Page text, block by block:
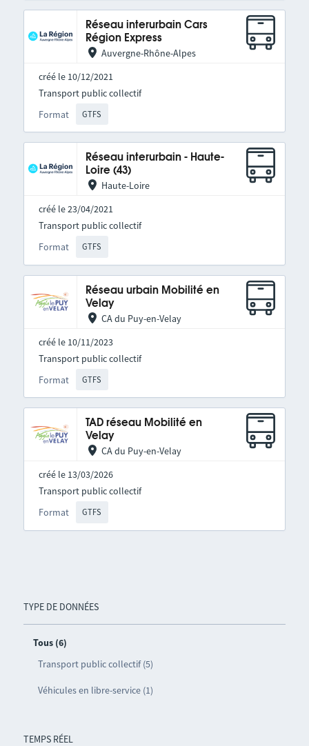
TYPE DE DONNÉES
Tous (6)
Transport public collectif (5)
Véhicules en libre-service (1)
TEMPS RÉEL
Réseau interurbain Cars
Région Express
Auvergne-Rhône-Alpes
créé le 10/12/2021
Format GTFS
Transport public collectif
Réseau interurbain - Haute-
Loire (43)
Haute-Loire
créé le 23/04/2021
Format GTFS
Transport public collectif
Réseau urbain Mobilité en
Velay
CA du Puy-en-Velay
créé le 10/11/2023
Format GTFS
Transport public collectif
TAD réseau Mobilité en
Velay
CA du Puy-en-Velay
créé le 13/03/2026
Format GTFS
Transport public collectif